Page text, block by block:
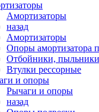
Амортизаторы
назад
Амортизаторы
Опоры амортизатора
Отбойники, пыльники
Втулки рессорные
и опоры
Рычаги и опоры
назад